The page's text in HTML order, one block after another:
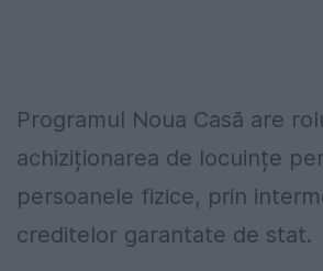
Programul Noua Casă are
achiziționarea de locuințe
persoanele fizice, prin
creditelor garantate de stat.